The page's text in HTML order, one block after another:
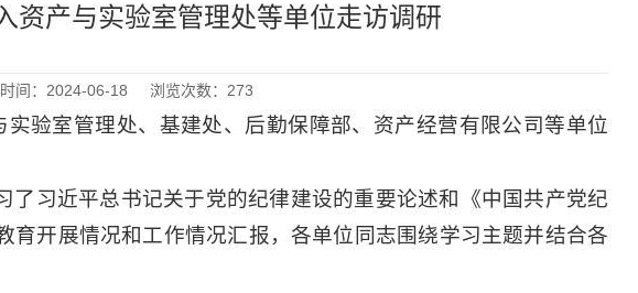
资产与实验室管理处等单位走访调研
间：2024-06-18 浏览次数： 273
验室管理处、基建处、后勤保障部、资产经营有限公司等单位
了习近平总书记关于党的纪律建设的重要论述和《中国共产党纪
育开展情况和工作情况汇报，各单位同志围绕学习主题并结合各